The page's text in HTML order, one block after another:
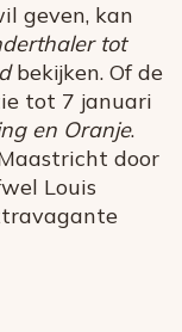
geven, kan
tot
bekijken. Of de
tot 7 januari
en Oranje.
door
Louis